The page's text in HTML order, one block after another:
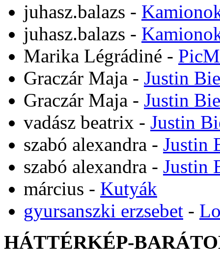
juhasz.balazs -
juhasz.balazs -
Marika Légrádiné -
Graczár Maja - Justin
Graczár Maja - Justin
vadász beatrix - Justin
szabó alexandra - Justin
szabó alexandra - Justin
március - Kutyák
gyursanszki erzsebet -
HÁTTÉRKÉP-